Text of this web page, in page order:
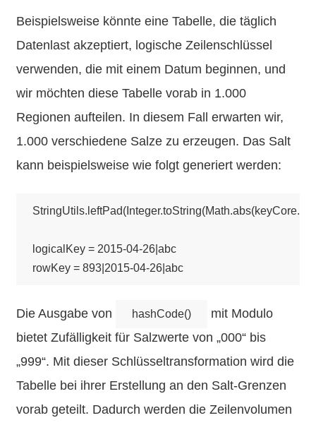
Beispielsweise könnte eine Tabelle, die täglich
Datenlast akzeptiert, logische Zeilenschlüssel
verwenden, die mit einem Datum beginnen, und
wir möchten diese Tabelle vorab in 1.000
Regionen aufteilen. In diesem Fall erwarten wir,
1.000 verschiedene Salze zu erzeugen. Das Salt
kann beispielsweise wie folgt generiert werden:
logicalKey = 2015-04-26|abc
rowKey = 893|2015-04-26|abc
Die Ausgabe von hashCode()
mit Modulo
bietet Zufälligkeit für Salzwerte von „000“ bis
„999“. Mit dieser Schlüsseltransformation wird die
Tabelle bei ihrer Erstellung an den Salt-Grenzen
vorab geteilt. Dadurch werden die Zeilenvolumen